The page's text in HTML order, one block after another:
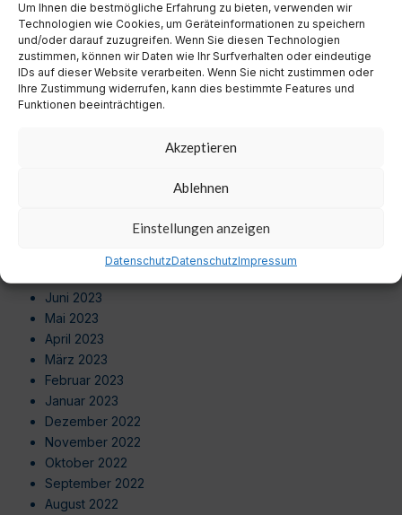
Um Ihnen die bestmögliche Erfahrung zu bieten, verwenden wir
Technologien wie Cookies, um Geräteinformationen zu speichern
und/oder darauf zuzugreifen. Wenn Sie diesen Technologien
zustimmen, können wir Daten wie Ihr Surfverhalten oder eindeutige
IDs auf dieser Website verarbeiten. Wenn Sie nicht zustimmen oder
Ihre Zustimmung widerrufen, kann dies bestimmte Features und
Funktionen beeinträchtigen.
Akzeptieren
Ablehnen
Einstellungen anzeigen
DatenschutzDatenschutzImpressum
August 2024
Juli 2024
Juni 2024
Mai 2024
April 2024
März 2024
September 2023
August 2023
Juni 2023
Mai 2023
April 2023
März 2023
Februar 2023
Januar 2023
Dezember 2022
November 2022
Oktober 2022
September 2022
August 2022